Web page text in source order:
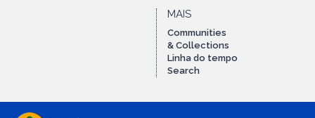
MAIS
Communities
& Collections
Linha do tempo
Search